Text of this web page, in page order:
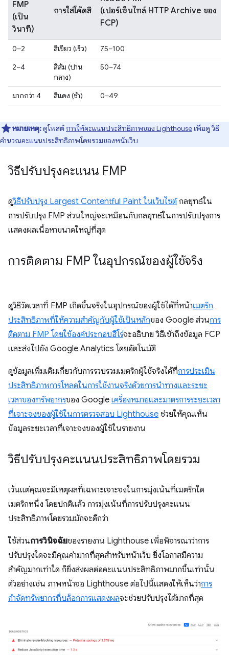
FMP
(เป็น
วินาที)
การใส่โค้ดสี
(เปอร์เซ็นไทล์ HTTP Archive ของ
FCP)
0–2 สีเขียว (เร็ว)
75–100
2–4
สีส้ม (ปาน
กลาง)
50–74
มากกว่า 4 สีแดง (ช้า) 0–49
หมายเหตุ:ดูโพสต์ การให้คะแนนประสิทธิภาพของ Lighthouseเพื่อดู วิธี
คำนวณคะแนนประสิทธิภาพโดยรวมของหน้าเว็บ
วิธีปรับปรุงคะแนน FMP
ดูวิธีปรับปรุง Largest Contentful Paint ในเว็บไซต์กลยุทธ์ใน
การปรับปรุง FMP ส่วนใหญ่จะเหมือนกับกลยุทธ์ในการปรับปรุงการ
แสดงผลเนื้อหาขนาดใหญ่ที่สุด
การติดตาม FMP ในอุปกรณ์ของผู้ใช้จริง
ดูวิธีวัดเวลาที่ FMP เกิดขึ้นจริงในอุปกรณ์ของผู้ใช้ได้ที่หน้าเมตริก
ประสิทธิภาพที่ให้ความสำคัญกับผู้ใช้เป็นหลักของ Google ส่วนการ
ติดตาม FMP โดยใช้องค์ประกอบฮีโร่จะอธิบาย วิธีเข้าถึงข้อมูล FCP
และส่งไปยัง Google Analytics โดยอัตโนมัติ
ดูข้อมูลเพิ่มเติมเกี่ยวกับการรวบรวมเมตริกผู้ใช้จริงได้ที่การประเมิน
ประสิทธิภาพการโหลดในการใช้งานจริงด้วยการนำทางและระยะ
เวลาของทรัพยากรของ Google เครื่องหมายและมาตรการระยะเวลา
ที่เจาะจงของผู้ใช้ในการตรวจสอบ Lighthouse ช่วยให้คุณเห็น
ข้อมูลระยะเวลาที่เจาะจงของผู้ใช้ในรายงาน
วิธีปรับปรุงคะแนนประสิทธิภาพโดยรวม
เว้นแต่คุณจะมีเหตุผลที่เฉพาะเจาะจงในการมุ่งเน้นที่เมตริกใด
เมตริกหนึ่ง โดยปกติแล้ว การมุ่งเน้นที่การปรับปรุงคะแนน
ประสิทธิภาพโดยรวมมักจะดีกว่า
ใช้ส่วนการวินิจฉัยของรายงาน Lighthouse เพื่อพิจารณาว่าการ
ปรับปรุงใดจะมีคุณค่ามากที่สุดสําหรับหน้าเว็บ ยิ่งโอกาสมีความ
สำคัญมากเท่าใด ก็ยิ่งส่งผลต่อคะแนนประสิทธิภาพมากขึ้นเท่านั้น
ตัวอย่างเช่น ภาพหน้าจอ Lighthouse ต่อไปนี้แสดงให้เห็นว่าการ
กำจัดทรัพยากรที่บล็อกการแสดงผลจะช่วยปรับปรุงได้มากที่สุด